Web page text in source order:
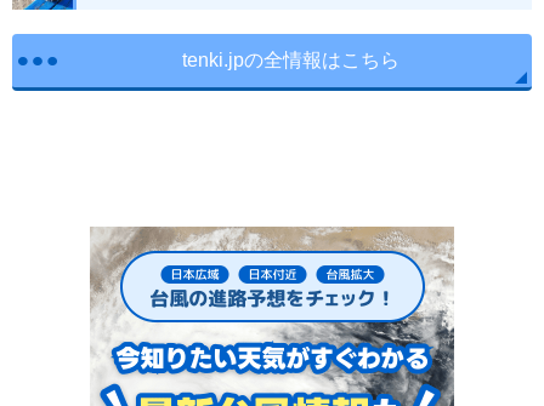
tenki.jpの全情報はこちら